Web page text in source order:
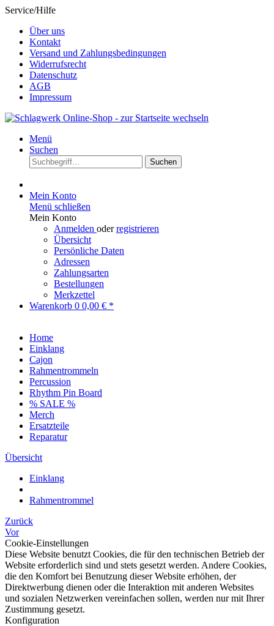
Service/Hilfe
Über uns
Kontakt
Versand und Zahlungsbedingungen
Widerrufsrecht
Datenschutz
AGB
Impressum
Menü
Suchen
Suchen
Mein Konto
Menü schließen
Mein Konto
Anmelden oderregistrieren
Übersicht
Persönliche Daten
Adressen
Zahlungsarten
Bestellungen
Merkzettel
Warenkorb 0 0,00 € *
Home
Einklang
Cajon
Rahmentrommeln
Percussion
Rhythm Pin Board
% SALE %
Merch
Ersatzteile
Reparatur
Übersicht
Einklang
Rahmentrommel
Zurück
Vor
Cookie-Einstellungen
Diese Website benutzt Cookies, die für den technischen Betrieb der
Website erforderlich sind und stets gesetzt werden. Andere Cookies,
die den Komfort bei Benutzung dieser Website erhöhen, der
Direktwerbung dienen oder die Interaktion mit anderen Websites
und sozialen Netzwerken vereinfachen sollen, werden nur mit Ihrer
Zustimmung gesetzt.
Konfiguration